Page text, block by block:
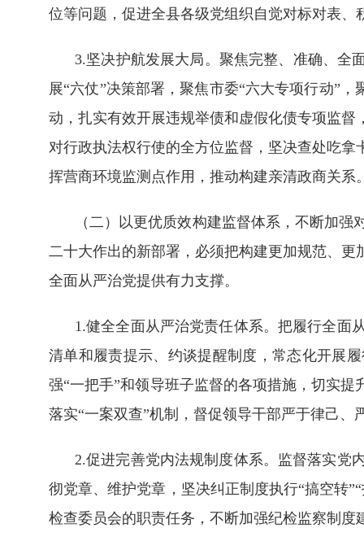
位等问题，促进全县各级党组织自觉对标对表、
3.坚决护航发展大局。聚焦完整、准确、全
展“六仗”决策部署，聚焦市委“六大专项行动”
动，扎实有效开展违规举债和虚假化债专项监
对行政执法权行使的全方位监督，坚决查处吃
挥营商环境监测点作用，推动构建亲清政商关系
（二）以更优质效构建监督体系，不断加
二十大作出的新部署，必须把构建更加规范、
全面从严治党提供有力支撑。
1.健全全面从严治党责任体系。把履行全面
清单和履责提示、约谈提醒制度，常态化开展
强“一把手”和领导班子监督的各项措施，切实
落实“一案双查”机制，督促领导干部严于律己
2.促进完善党内法规制度体系。监督落实党
彻党章、维护党章，坚决纠正制度执行“搞空转
检查委员会的职责任务，不断加强纪检监察制度